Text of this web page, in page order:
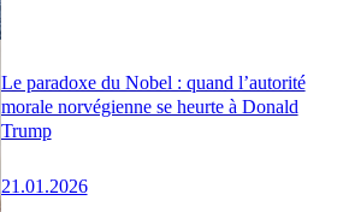
Le paradoxe du Nobel : quand l’autorité
morale norvégienne se heurte à Donald
Trump
21.01.2026